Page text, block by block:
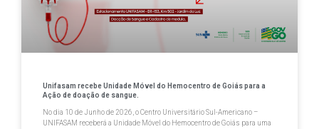
Unifasam recebe Unidade Móvel do Hemocentro de Goiás para a
Ação de doação de sangue.
No dia 10 de Junho de 2026, o Centro Universitário Sul-Americano –
UNIFASAM receberá a Unidade Móvel do Hemocentro de Goiás para uma